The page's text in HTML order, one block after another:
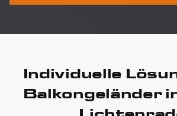
Individuelle
Balkongeländer